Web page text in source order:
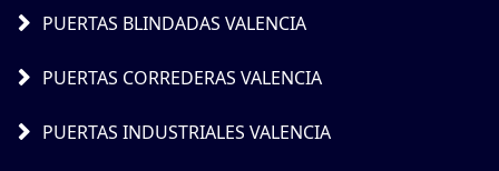
PUERTAS BLINDADAS VALENCIA
PUERTAS CORREDERAS VALENCIA
PUERTAS INDUSTRIALES VALENCIA